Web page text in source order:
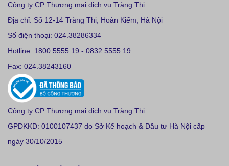
Công ty CP Thương mại dịch vụ Tràng Thi
Địa chỉ: Số 12-14 Tràng Thi, Hoàn Kiếm, Hà Nội
Số điện thoại: 024.38286334
Hotline: 1800 5555 19 - 0832 5555 19
Fax: 024.38243160
Công ty CP Thương mại dịch vụ Tràng Thi
GPDKKD: 0100107437 do Sở Kế hoạch & Đầu tư Hà Nội cấp
ngày 30/10/2015